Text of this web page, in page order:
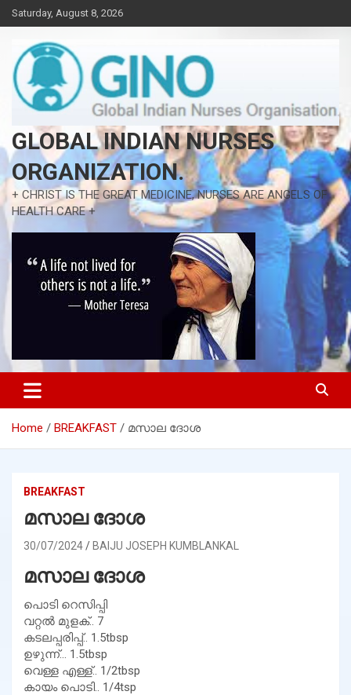
Skip
to
content
Saturday, August 8, 2026
GLOBAL INDIAN NURSES
ORGANIZATION.
+ CHRIST IS THE GREAT MEDICINE, NURSES ARE ANGELS OF
HEALTH CARE +
Home BREAKFAST മസാല ദോശ
BREAKFAST
മസാല ദോശ
30/07/2024 BAIJU JOSEPH KUMBLANKAL
മസാല ദോശ
പൊടി റെസിപ്പി
വറ്റൽ മുളക്.. 7
കടലപ്പരിപ്പ്.. 1.5tbsp
ഉഴുന്ന്… 1.5tbsp
വെള്ള എള്ള്.. 1/2tbsp
കായം പൊടി.. 1/4tsp